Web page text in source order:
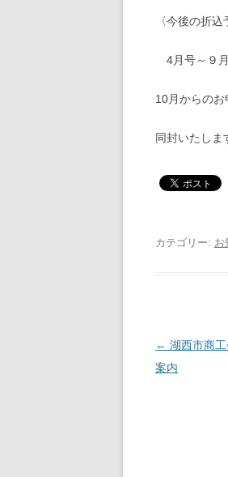
〈今後の折込
4月号～９月
10月からの
同封いたしま
カテゴリー: お
投
稿
← 湖西市商
案内